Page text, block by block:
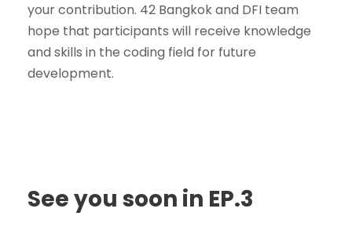
your contribution. 42 Bangkok and DFI team
hope that participants will receive knowledge
and skills in the coding field for future
development.
See you soon in EP.3